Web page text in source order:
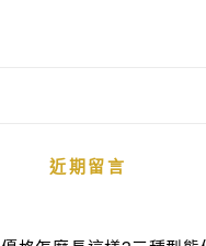
近期留言